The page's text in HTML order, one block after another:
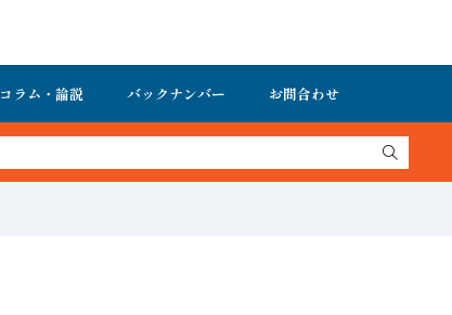
コラム・論説 バックナンバー お問合わせ